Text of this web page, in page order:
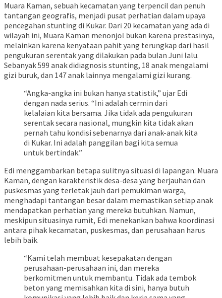
Muara Kaman, sebuah kecamatan yang terpencil dan penuh
tantangan geografis, menjadi pusat perhatian dalam upaya
pencegahan stunting di Kukar. Dari 20 kecamatan yang ada di
wilayah ini, Muara Kaman menonjol bukan karena prestasinya,
melainkan karena kenyataan pahit yang terungkap dari hasil
pengukuran serentak yang dilakukan pada bulan Juni lalu.
Sebanyak 599 anak didiagnosis stunting, 18 anak mengalami
gizi buruk, dan 147 anak lainnya mengalami gizi kurang.
“Angka-angka ini bukan hanya statistik,” ujar Edi
dengan nada serius. “Ini adalah cermin dari
kelalaian kita bersama. Jika tidak ada pengukuran
serentak secara nasional, mungkin kita tidak akan
pernah tahu kondisi sebenarnya dari anak-anak kita
di Kukar. Ini adalah panggilan bagi kita semua
untuk bertindak.”
Edi menggambarkan betapa sulitnya situasi di lapangan. Muara
Kaman, dengan karakteristik desa-desa yang berjauhan dan
puskesmas yang terletak jauh dari pemukiman warga,
menghadapi tantangan besar dalam memastikan setiap anak
mendapatkan perhatian yang mereka butuhkan. Namun,
meskipun situasinya rumit, Edi menekankan bahwa koordinasi
antara pihak kecamatan, puskesmas, dan perusahaan harus
lebih baik.
“Kami telah membuat kesepakatan dengan
perusahaan-perusahaan ini, dan mereka
berkomitmen untuk membantu. Tidak ada tembok
beton yang memisahkan kita di sini, hanya butuh